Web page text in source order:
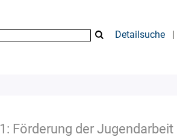
Detailsuche |
Förderung der Jugendarbeit